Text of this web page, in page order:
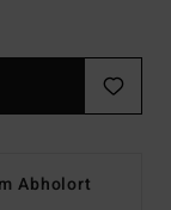
Abholort